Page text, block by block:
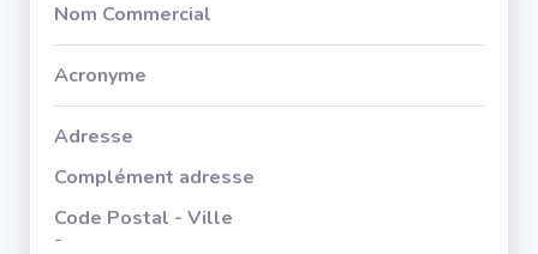
Nom Commercial
Acronyme
Adresse
Complément adresse
Code Postal - Ville
-